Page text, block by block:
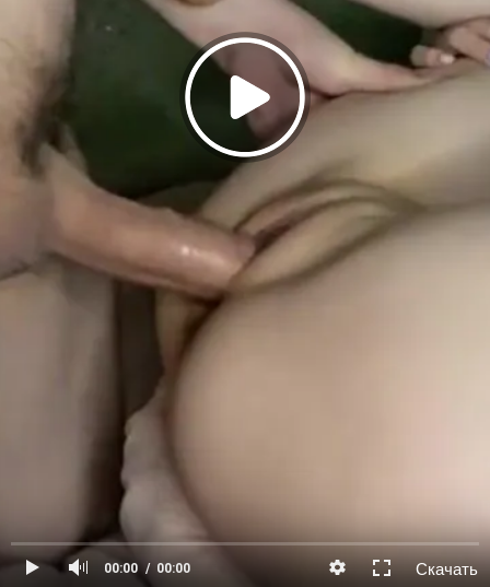
00:00 00:00 Скачать